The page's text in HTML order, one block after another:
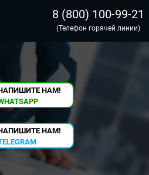
8 (800) 100-99-21
(Телефон горячей линии)
НАМ!
НАМ!